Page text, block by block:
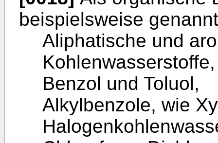
beispielsweise
Aliphatische und
Benzol und Toluol,
Alkylbenzole, wie